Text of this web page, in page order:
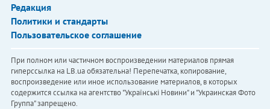
Редакция
Политики и стандарты
Пользовательское соглашение
При полном или частичном воспроизведении материалов прямая
гиперссылка на LB.ua обязательна! Перепечатка, копирование,
воспроизведение или иное использование материалов, в которых
содержится ссылка на агентство "Українськi Новини" и "Украинская Фото
Группа" запрещено.